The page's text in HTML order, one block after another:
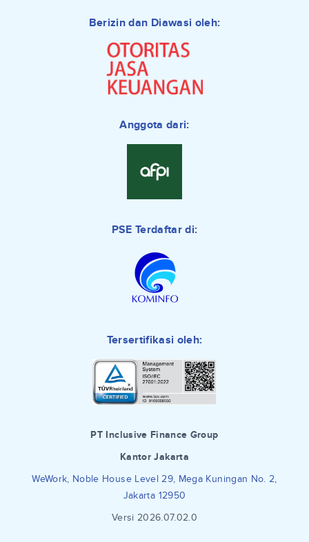
Berizin dan Diawasi oleh:
Anggota dari:
PSE Terdaftar di:
Tersertifikasi oleh:
PT Inclusive Finance Group
Kantor Jakarta
WeWork, Noble House Level 29, Mega Kuningan No. 2,
Jakarta 12950
Versi 2026.07.02.0